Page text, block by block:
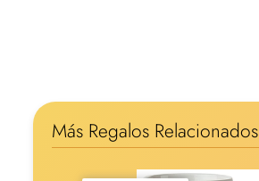
Más Regalos Relacionados